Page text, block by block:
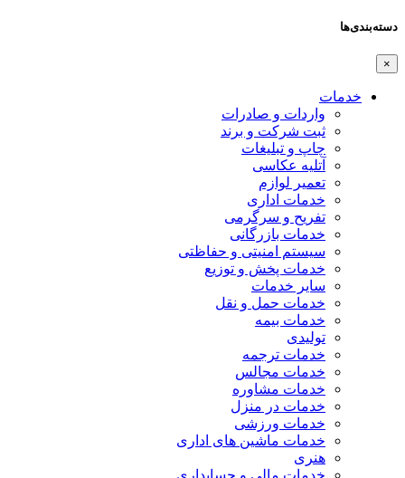
دسته‌بندی‌ها
×
خدمات
واردات و صادرات
ثبت شرکت و برند
چاپ و تبلیغات
آتلیه عکاسی
تعمیر لوازم
خدمات اداری
تفریح و سرگرمی
خدمات بازرگانی
سیستم امنیتی و حفاظتی
خدمات پخش و توزیع
سایر خدمات
خدمات حمل و نقل
خدمات بیمه
تولیدی
خدمات ترجمه
خدمات مجالس
خدمات مشاوره
خدمات در منزل
خدمات ورزشی
خدمات ماشین های اداری
هنری